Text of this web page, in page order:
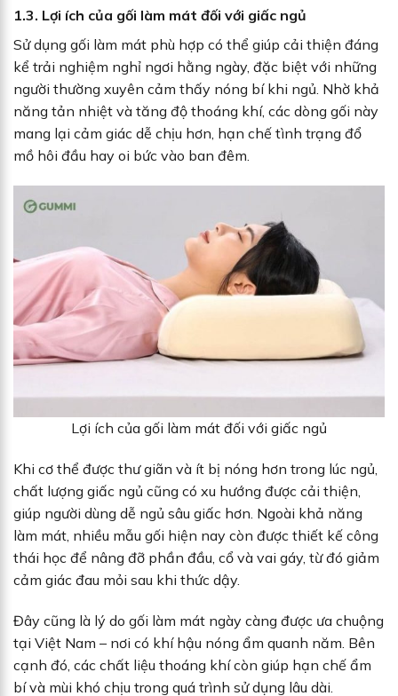
1.3. Lợi ích của gối làm mát đối với giấc ngủ
Sử dụng gối làm mát phù hợp có thể giúp cải thiện đáng
kể trải nghiệm nghỉ ngơi hằng ngày, đặc biệt với những
người thường xuyên cảm thấy nóng bí khi ngủ. Nhờ khả
năng tản nhiệt và tăng độ thoáng khí, các dòng gối này
mang lại cảm giác dễ chịu hơn, hạn chế tình trạng đổ
mồ hôi đầu hay oi bức vào ban đêm.
Lợi ích của gối làm mát đối với giấc ngủ
Khi cơ thể được thư giãn và ít bị nóng hơn trong lúc ngủ,
chất lượng giấc ngủ cũng có xu hướng được cải thiện,
giúp người dùng dễ ngủ sâu giấc hơn. Ngoài khả năng
làm mát, nhiều mẫu gối hiện nay còn được thiết kế công
thái học để nâng đỡ phần đầu, cổ và vai gáy, từ đó giảm
cảm giác đau mỏi sau khi thức dậy.
Đây cũng là lý do gối làm mát ngày càng được ưa chuộng
tại Việt Nam – nơi có khí hậu nóng ẩm quanh năm. Bên
cạnh đó, các chất liệu thoáng khí còn giúp hạn chế ẩm
bí và mùi khó chịu trong quá trình sử dụng lâu dài.